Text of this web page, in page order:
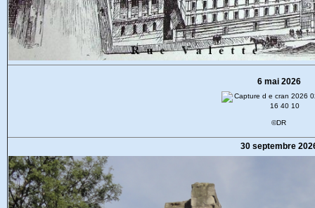
6 mai 2026
©DR
30 septembre